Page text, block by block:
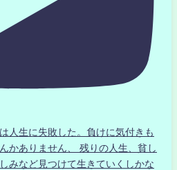
人生に失敗した。負けに気付きも
かありません、 残りの人生、貧し
みなど見つけて生きていくしかな